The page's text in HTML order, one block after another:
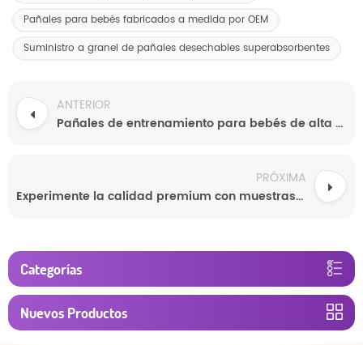
Pañales para bebés fabricados a medida por OEM
Suministro a granel de pañales desechables superabsorbentes
ANTERIOR
Pañales de entrenamiento para bebés de alta calidad, grado A, transpirables, desechables, de fábrica china, para bebés prematuros, venta al por mayor y personalizados.
PRÓXIMA
Experimente la calidad premium con muestras gratuitas de pañales para bebés personalizados, ultrafinos y superabsorbentes al por mayor.
Categorías
Nuevos Productos